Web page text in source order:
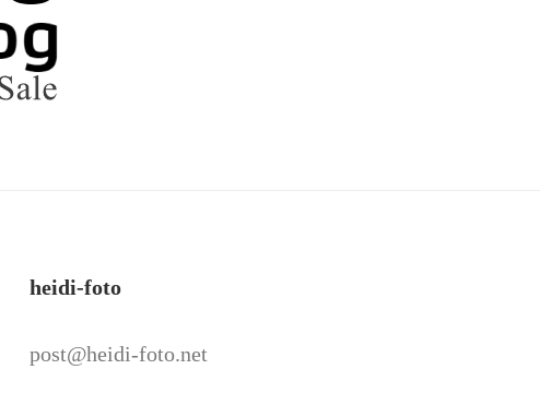
heidi-foto
post@heidi-foto.net